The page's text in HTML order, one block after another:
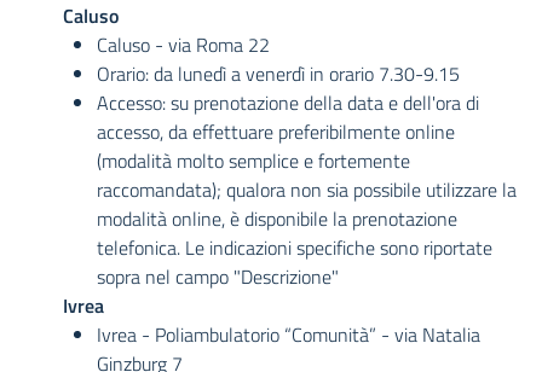
Caluso
Caluso - via Roma 22
Orario: da lunedì a venerdì in orario 7.30-9.15
Accesso: su prenotazione della data e dell'ora di
accesso, da effettuare preferibilmente online
(modalità molto semplice e fortemente
raccomandata); qualora non sia possibile utilizzare la
modalità online, è disponibile la prenotazione
telefonica. Le indicazioni specifiche sono riportate
sopra nel campo "Descrizione"
Ivrea
Ivrea - Poliambulatorio “Comunità” - via Natalia
Ginzburg 7